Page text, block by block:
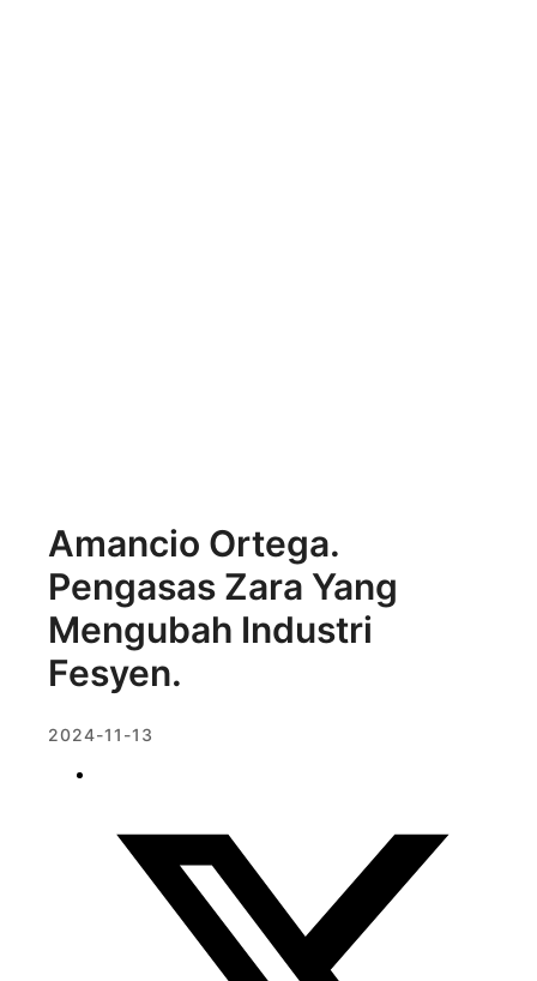
Amancio Ortega.
Pengasas Zara Yang
Mengubah Industri
Fesyen.
2024-11-13